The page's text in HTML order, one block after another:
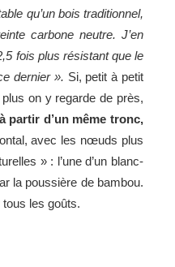
qu’un bois traditionnel,
carbone neutre. J’en
fois plus résistant que le
dernier ». Si, petit à petit
on y regarde de près,
partir d’un même tronc,
avec les nœuds plus
» : l’une d’un blanc-
la poussière de bambou.
les goûts.